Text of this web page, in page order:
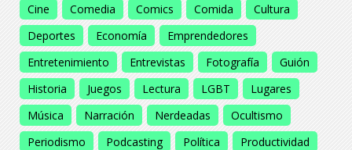
Cine
Comedia Comics Comida
Cultura
Deportes
Economía
Emprendedores
Entretenimiento
Entrevistas Fotografía
Guión
Historia
Juegos Lectura LGBT
Lugares
Música
Narración Nerdeadas
Ocultismo
Periodismo
Podcasting Política
Productividad